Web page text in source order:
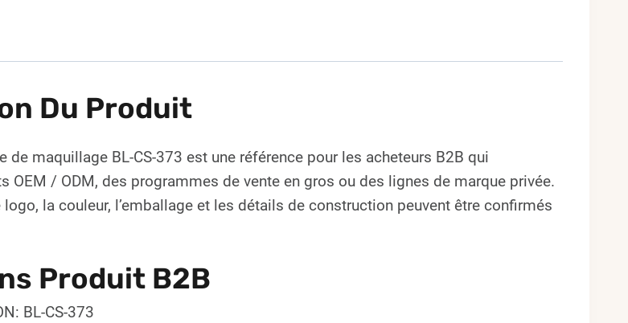
Du Produit
de maquillage BL-CS-373 est une référence pour les acheteurs B2B qui
OEM / ODM, des programmes de vente en gros ou des lignes de marque privée.
la couleur, l’emballage et les détails de construction peuvent être confirmés
Produit B2B
BL-CS-373